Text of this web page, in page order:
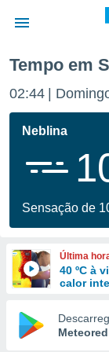
da
foi
a este
das
e
forma
digital
Tempo em
02:44
Neblina
Sensação de
Última
40 ºC à
calor